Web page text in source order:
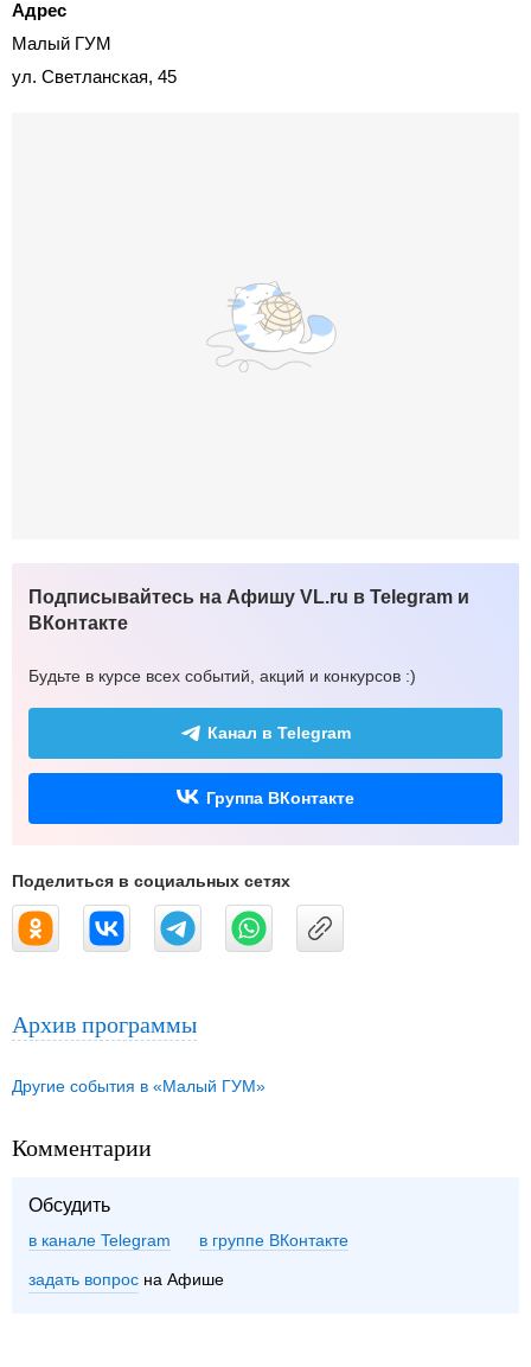
Адрес
Малый ГУМ
ул. Светланская, 45
Подписывайтесь на Афишу VL.ru в Telegram и
ВКонтакте
Будьте в курсе всех событий, акций и конкурсов :)
Канал в Telegram
Группа ВКонтакте
Поделиться в социальных сетях
Архив программы
Другие события в «Малый ГУМ»
Комментарии
Обсудить
в канале Telegram группе ВКонтакте
задать вопрос на Афише